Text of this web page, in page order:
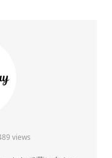
views